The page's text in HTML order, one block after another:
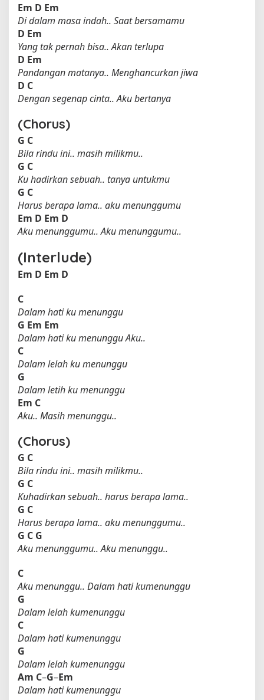
Em D Em
Di dalam masa indah.. Saat bersamamu
D Em
Yang tak pernah bisa.. Akan terlupa
D Em
Pandangan matanya.. Menghancurkan jiwa
D C
Dengan segenap cinta.. Aku bertanya
(Chorus)
G C
Bila rindu ini.. masih milikmu..
G C
Ku hadirkan sebuah.. tanya untukmu
G C
Harus berapa lama.. aku menunggumu
Em D Em D
Aku menunggumu.. Aku menunggumu..
(Interlude)
Em D Em D
C
Dalam hati ku menunggu
G Em Em
Dalam hati ku menunggu Aku..
C
Dalam lelah ku menunggu
G
Dalam letih ku menunggu
Em C
Aku.. Masih menunggu..
(Chorus)
G C
Bila rindu ini.. masih milikmu..
G C
Kuhadirkan sebuah.. harus berapa lama..
G C
Harus berapa lama.. aku menunggumu..
G C G
Aku menunggumu.. Aku menunggu..
C
Aku menunggu.. Dalam hati kumenunggu
G
Dalam lelah kumenunggu
C
Dalam hati kumenunggu
G
Dalam lelah kumenunggu
Am C–G–Em
Dalam hati kumenunggu